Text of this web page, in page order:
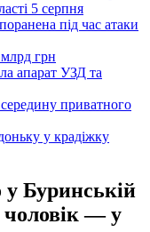
5 серпня
під час атаки
грн
апарат УЗД та
приватного
у крадіжку
Буринській
чоловік — у